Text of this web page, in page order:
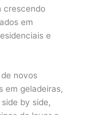
crescendo
em
e
novos
em geladeiras,
by side,